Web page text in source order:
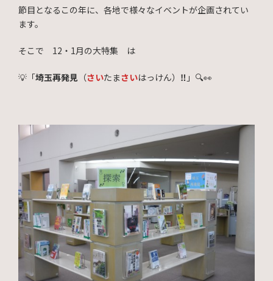
節目となるこの年に、各地で様々なイベントが企画されてい
ます。
そこで 12・1月の大特集 は
💡「埼玉再発見 （さいたまさいはっけん） ‼ 」🔍👀